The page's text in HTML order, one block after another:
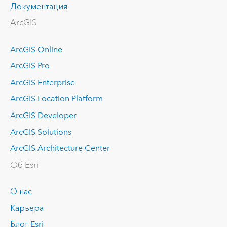
Документация
ArcGIS
ArcGIS Online
ArcGIS Pro
ArcGIS Enterprise
ArcGIS Location Platform
ArcGIS Developer
ArcGIS Solutions
ArcGIS Architecture Center
Об Esri
О нас
Карьера
Блог Esri